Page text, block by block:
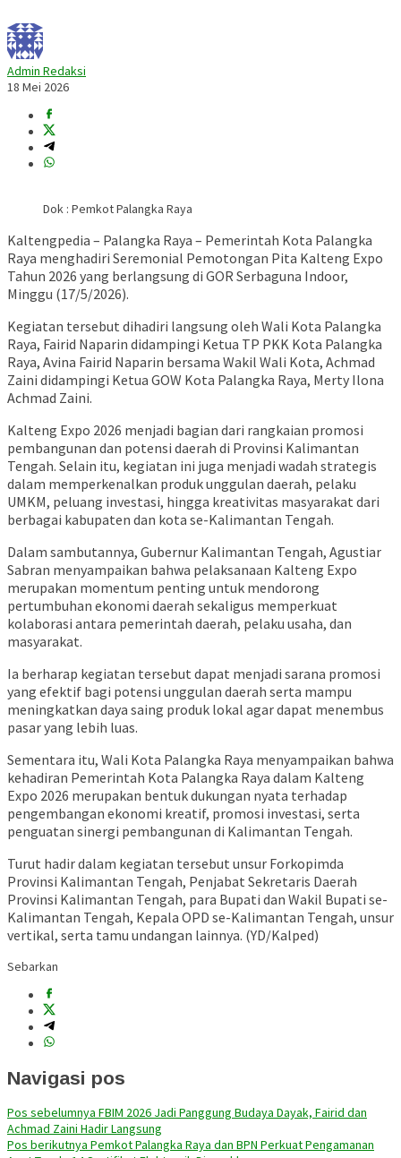
Admin Redaksi
18 Mei 2026
Dok : Pemkot Palangka Raya
Kaltengpedia – Palangka Raya – Pemerintah Kota Palangka
Raya menghadiri Seremonial Pemotongan Pita Kalteng Expo
Tahun 2026 yang berlangsung di GOR Serbaguna Indoor,
Minggu (17/5/2026).
Kegiatan tersebut dihadiri langsung oleh Wali Kota Palangka
Raya, Fairid Naparin didampingi Ketua TP PKK Kota Palangka
Raya, Avina Fairid Naparin bersama Wakil Wali Kota, Achmad
Zaini didampingi Ketua GOW Kota Palangka Raya, Merty Ilona
Achmad Zaini.
Kalteng Expo 2026 menjadi bagian dari rangkaian promosi
pembangunan dan potensi daerah di Provinsi Kalimantan
Tengah. Selain itu, kegiatan ini juga menjadi wadah strategis
dalam memperkenalkan produk unggulan daerah, pelaku
UMKM, peluang investasi, hingga kreativitas masyarakat dari
berbagai kabupaten dan kota se-Kalimantan Tengah.
Dalam sambutannya, Gubernur Kalimantan Tengah, Agustiar
Sabran menyampaikan bahwa pelaksanaan Kalteng Expo
merupakan momentum penting untuk mendorong
pertumbuhan ekonomi daerah sekaligus memperkuat
kolaborasi antara pemerintah daerah, pelaku usaha, dan
masyarakat.
Ia berharap kegiatan tersebut dapat menjadi sarana promosi
yang efektif bagi potensi unggulan daerah serta mampu
meningkatkan daya saing produk lokal agar dapat menembus
pasar yang lebih luas.
Sementara itu, Wali Kota Palangka Raya menyampaikan bahwa
kehadiran Pemerintah Kota Palangka Raya dalam Kalteng
Expo 2026 merupakan bentuk dukungan nyata terhadap
pengembangan ekonomi kreatif, promosi investasi, serta
penguatan sinergi pembangunan di Kalimantan Tengah.
Turut hadir dalam kegiatan tersebut unsur Forkopimda
Provinsi Kalimantan Tengah, Penjabat Sekretaris Daerah
Provinsi Kalimantan Tengah, para Bupati dan Wakil Bupati se-
Kalimantan Tengah, Kepala OPD se-Kalimantan Tengah, unsur
vertikal, serta tamu undangan lainnya. (YD/Kalped)
Sebarkan
Navigasi pos
Pos sebelumnya FBIM 2026 Jadi Panggung Budaya Dayak, Fairid dan
Achmad Zaini Hadir Langsung
Pos berikutnya Pemkot Palangka Raya dan BPN Perkuat Pengamanan